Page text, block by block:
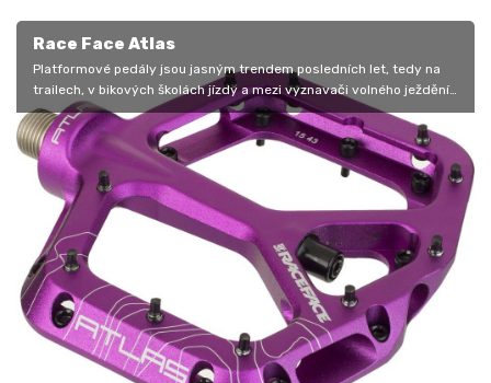
Race Face Atlas
Platformové pedály jsou jasným trendem posledních let, tedy na
trailech, v bikových školách jízdy a mezi vyznavači volného ježdění,
kteří…